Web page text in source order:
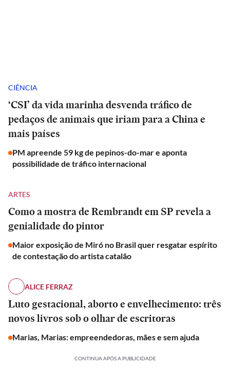
CIÊNCIA
‘CSI’ da vida marinha desvenda tráfico de
pedaços de animais que iriam para a China e
mais países
PM apreende 59 kg de pepinos-do-mar e aponta
possibilidade de tráfico internacional
ARTES
Como a mostra de Rembrandt em SP revela a
genialidade do pintor
Maior exposição de Miró no Brasil quer resgatar espírito
de contestação do artista catalão
ALICE FERRAZ
Luto gestacional, aborto e envelhecimento: três
novos livros sob o olhar de escritoras
Marias, Marias: empreendedoras, mães e sem ajuda
CONTINUA APÓS A PUBLICIDADE